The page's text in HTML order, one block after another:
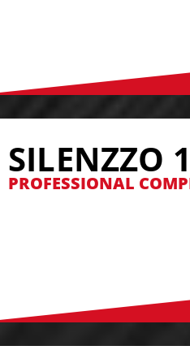
SILENZZO
PROFESSIONAL